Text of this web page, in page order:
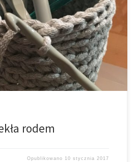
– a raczej – szydłami o
10,11 a nawet 12 to to można
pasmanterii ale 15, 20? To raczej już
i gotowe do działania. Tylko ja się te
rodem
Opublikowano 10 stycznia 2017